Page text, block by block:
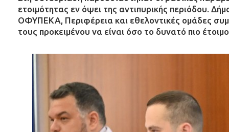
ετοιμότητας εν όψει της αντιπυρικής περιόδου.
ΟΦΥΠΕΚΑ, Περιφέρεια και εθελοντικές ομάδες
τους προκειμένου να είναι όσο το δυνατό πιο